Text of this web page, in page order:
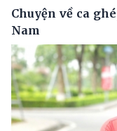
Chuyện về ca
Nam